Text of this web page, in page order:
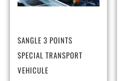
SANGLE 3 POINTS
SPECIAL TRANSPORT
VEHICULE